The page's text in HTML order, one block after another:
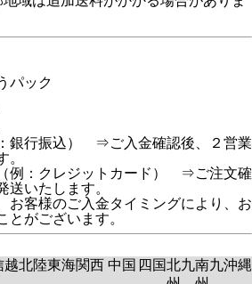
パック
銀行振込） ⇒ご入金確認後、２営業
。
（例：クレジットカード） ⇒ご注文確
送いたします。
お客様のご入金タイミングにより、お
とがございます。
越北陸東海関西 中国 四国北九南九沖縄